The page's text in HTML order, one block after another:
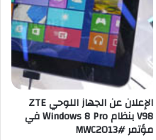
الإعلان عن الجهاز اللوحي ZTE
V98 بنظام Windows 8 Pro في
مؤتمر #MWC2013